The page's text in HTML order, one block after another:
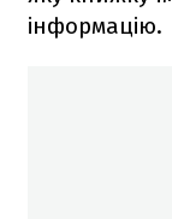
інформацію.